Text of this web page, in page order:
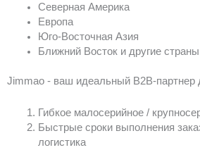
Северная Америка
Европа
Юго-Восточная Азия
Ближний Восток и другие страны
Jimmao - ваш идеальный B2B-партнер
Гибкое малосерийное /
Быстрые сроки выполнения
логистика